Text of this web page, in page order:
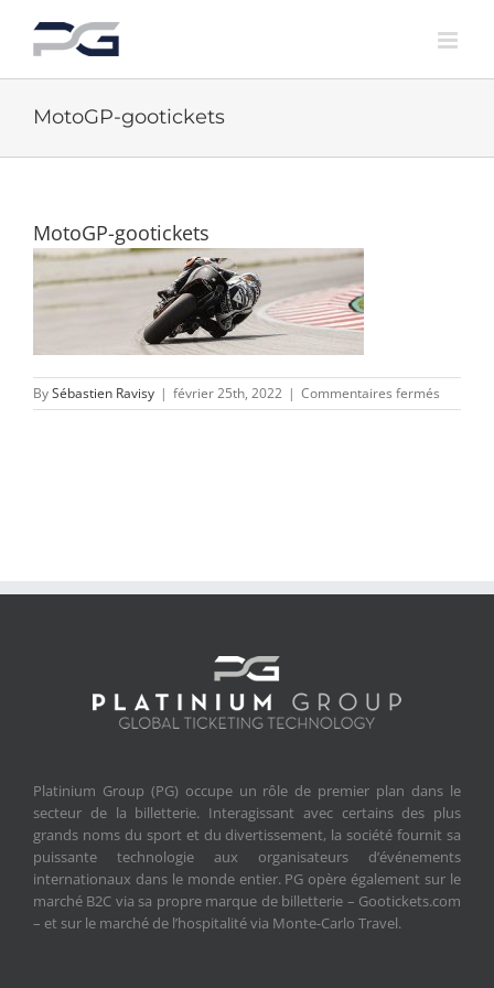
content
MotoGP-gootickets
MotoGP-gootickets
BySébastien Ravisy | février 25th, 2022 | Commentaires fermés
MotoGP-
Platinium Group (PG) occupe un rôle de premier plan dans le
secteur de la billetterie. Interagissant avec certains des plus
grands noms du sport et du divertissement, la société fournit sa
puissante technologie aux organisateurs d’événements
internationaux dans le monde entier. PG opère également sur le
marché B2C via sa propre marque de billetterie – Gootickets.com
– et sur le marché de l’hospitalité via Monte-Carlo Travel.